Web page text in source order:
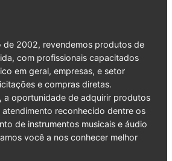
de 2002, revendemos produtos de
com profissionais capacitados
em geral, empresas, e setor
e compras diretas.
a oportunidade de adquirir produtos
reconhecido dentre os
de instrumentos musicais e áudio
você a nos conhecer melhor